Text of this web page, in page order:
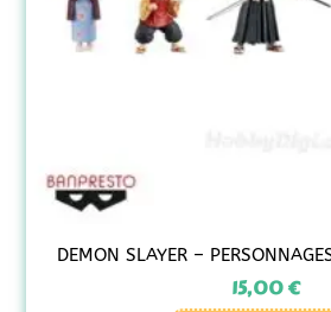
DEMON SLAYER –
15,00€